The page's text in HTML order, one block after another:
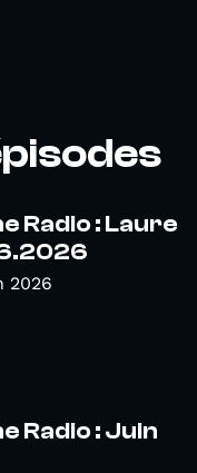
Radio : Laure
2026
Radio : Juin